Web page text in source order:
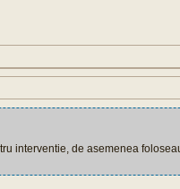
interventie, de asemenea